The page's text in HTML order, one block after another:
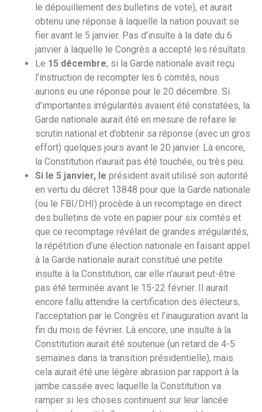
le dépouillement des bulletins de vote), et aurait
obtenu une réponse à laquelle la nation pouvait se
fier avant le 5 janvier. Pas d’insulte à la date du 6
janvier à laquelle le Congrès a accepté les résultats.
Le 15 décembre, si la Garde nationale avait reçu
l’instruction de recompter les 6 comtés, nous
aurions eu une réponse pour le 20 décembre. Si
d’importantes irrégularités avaient été constatées, la
Garde nationale aurait été en mesure de refaire le
scrutin national et d’obtenir sa réponse (avec un gros
effort) quelques jours avant le 20 janvier. Là encore,
la Constitution n’aurait pas été touchée, ou très peu.
Si le 5 janvier, le président avait utilisé son autorité
en vertu du décret 13848 pour que la Garde nationale
(ou le FBI/DHI) procède à un recomptage en direct
des bulletins de vote en papier pour six comtés et
que ce recomptage révélait de grandes irrégularités,
la répétition d’une élection nationale en faisant appel
à la Garde nationale aurait constitué une petite
insulte à la Constitution, car elle n’aurait peut-être
pas été terminée avant le 15-22 février. Il aurait
encore fallu attendre la certification des électeurs,
l’acceptation par le Congrès et l’inauguration avant la
fin du mois de février. Là encore, une insulte à la
Constitution aurait été soutenue (un retard de 4-5
semaines dans la transition présidentielle), mais
cela aurait été une légère abrasion par rapport à la
jambe cassée avec laquelle la Constitution va
ramper si les choses continuent sur leur lancée